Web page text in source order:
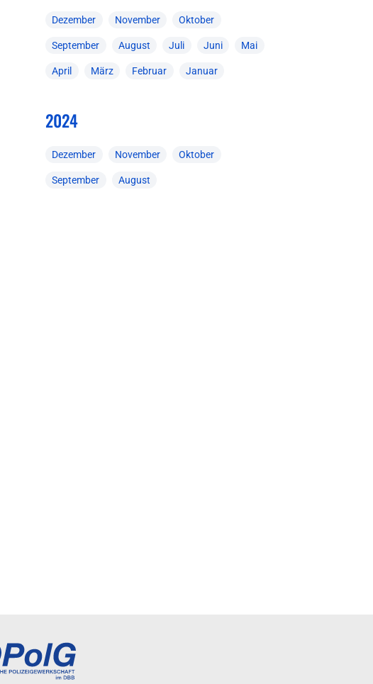
Dezember November Oktober
September August Juli Juni Mai
April März Februar Januar
2024
Dezember November Oktober
September August